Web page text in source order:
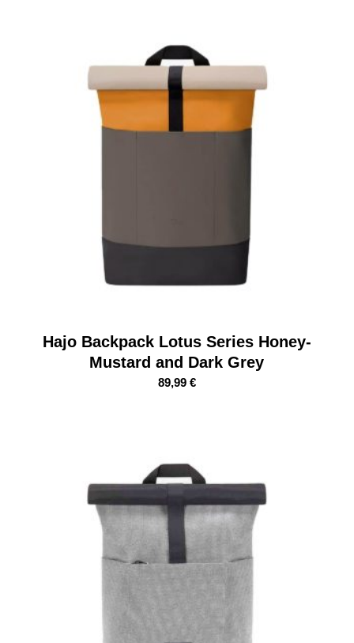
Hajo Backpack Lotus Series Honey-
Mustard and Dark Grey
89,99 €